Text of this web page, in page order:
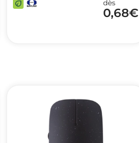
dès
0,68€